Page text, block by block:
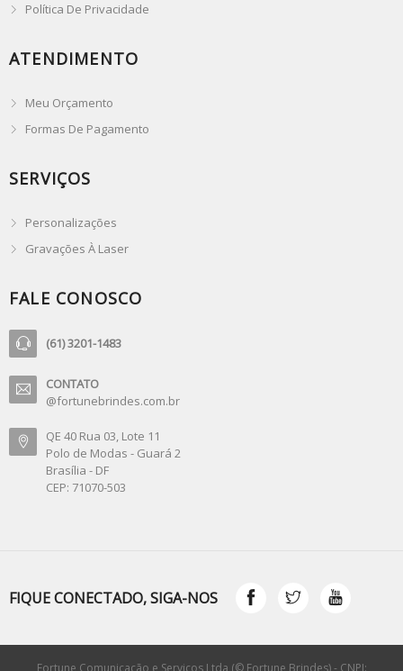
Política De Privacidade
ATENDIMENTO
Meu Orçamento
Formas De Pagamento
SERVIÇOS
Personalizações
Gravações À Laser
FALE CONOSCO
(61) 3201-1483
CONTATO
@fortunebrindes.com.br
QE 40 Rua 03, Lote 11
Polo de Modas - Guará 2
Brasília - DF
CEP: 71070-503
FIQUE CONECTADO, SIGA-NOS
Fortune Comunicação e Serviços Ltda (© Fortune Brindes) - CNPJ: